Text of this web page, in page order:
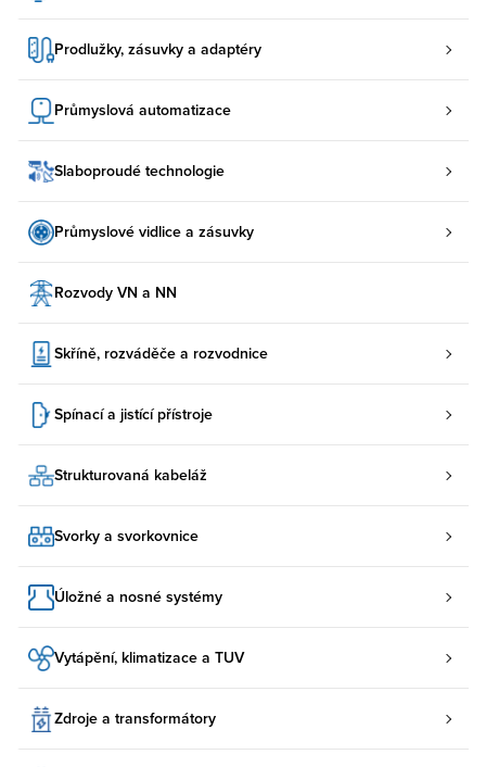
Prodlužky, zásuvky a adaptéry
Průmyslová automatizace
Slaboproudé technologie
Průmyslové vidlice a zásuvky
Rozvody VN a NN
Skříně, rozváděče a rozvodnice
Spínací a jistící přístroje
Strukturovaná kabeláž
Svorky a svorkovnice
Úložné a nosné systémy
Vytápění, klimatizace a TUV
Zdroje a transformátory